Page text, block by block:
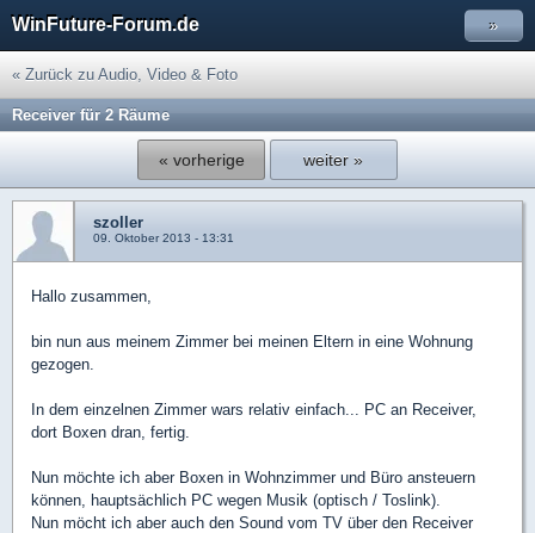
WinFuture-Forum.de »
« Zurück zu Audio, Video & Foto
Receiver für 2 Räume
« vorherige weiter »
szoller
09. Oktober 2013 - 13:31
Hallo zusammen,
bin nun aus meinem Zimmer bei meinen Eltern in eine Wohnung
gezogen.
In dem einzelnen Zimmer wars relativ einfach... PC an Receiver,
dort Boxen dran, fertig.
Nun möchte ich aber Boxen in Wohnzimmer und Büro ansteuern
können, hauptsächlich PC wegen Musik (optisch / Toslink).
Nun möcht ich aber auch den Sound vom TV über den Receiver